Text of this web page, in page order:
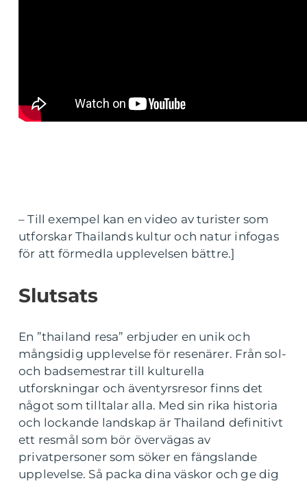
– Till exempel kan en video av turister som
utforskar Thailands kultur och natur infogas
för att förmedla upplevelsen bättre.]
Slutsats
En ”thailand resa” erbjuder en unik och
mångsidig upplevelse för resenärer. Från sol-
och badsemestrar till kulturella
utforskningar och äventyrsresor finns det
något som tilltalar alla. Med sin rika historia
och lockande landskap är Thailand definitivt
ett resmål som bör övervägas av
privatpersoner som söker en fängslande
upplevelse. Så packa dina väskor och ge dig